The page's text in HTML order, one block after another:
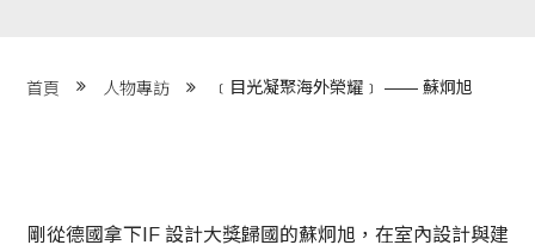
藏 Cover Archives
們 Contact Us
首頁 人物專訪 ﹝目光凝聚海外榮耀﹞ —— 蘇炯旭
剛從德國拿下IF 設計大獎歸國的蘇炯旭，在室內設計與建